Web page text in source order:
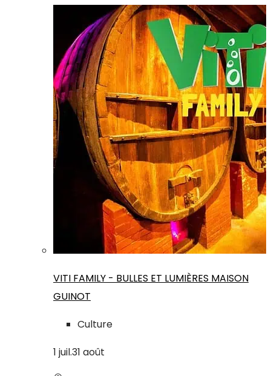
VITI FAMILY - BULLES ET LUMIÈRES MAISON
GUINOT
Culture
1 juil.31 août